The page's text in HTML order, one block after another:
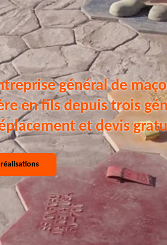
général de
en fils depuis trois
et devis
réalisations